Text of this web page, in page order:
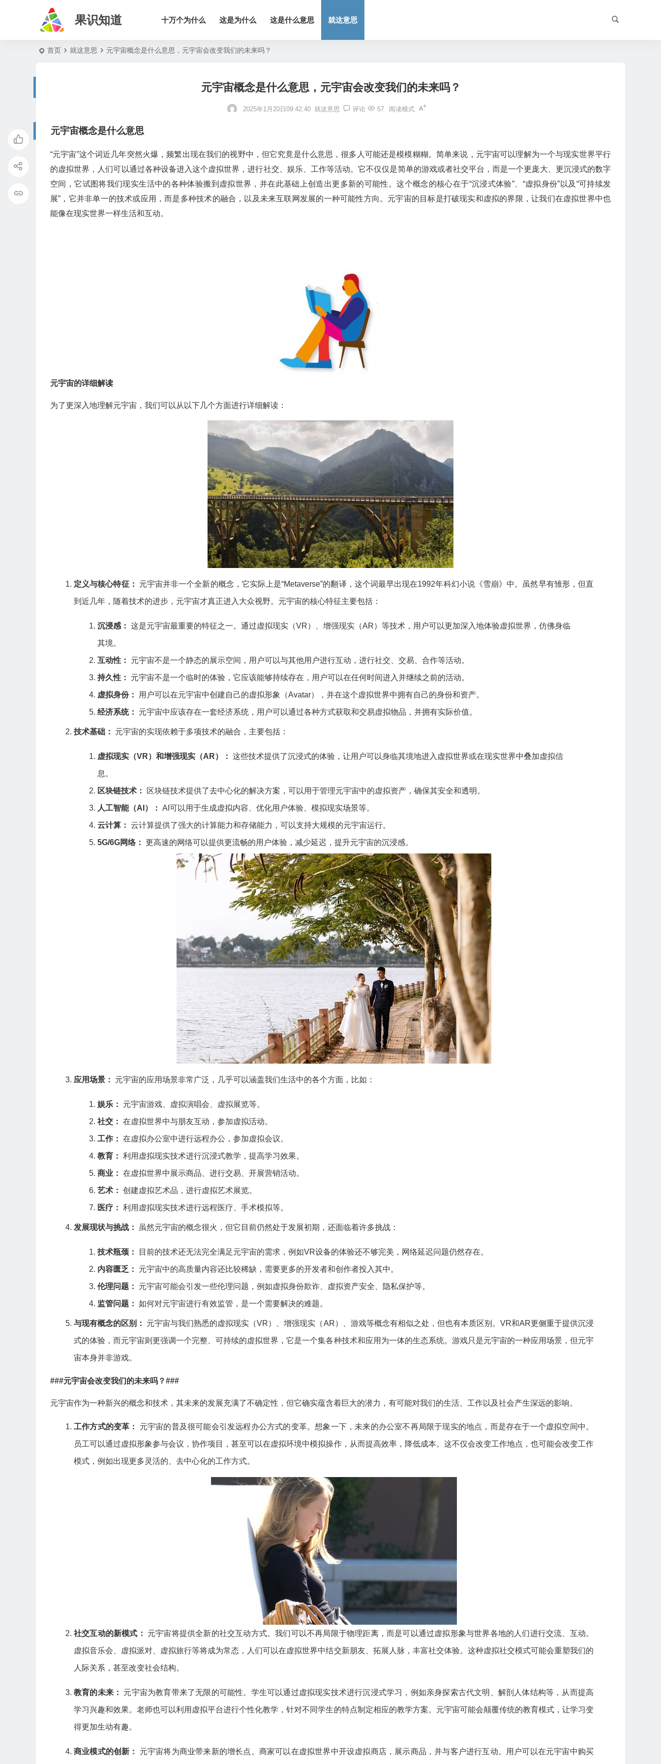
果识知道 十万个为什么 这是为什么 这是什么意思 就这意思
首页 就这意思 元宇宙概念是什么意思，元宇宙会改变我们的未来吗？
元宇宙概念是什么意思，元宇宙会改变我们的未来吗？
2025年1月20日09:42:40 就这意思 评论 57 阅读模式
元宇宙概念是什么意思
“元宇宙”这个词近几年突然火爆，频繁出现在我们的视野中，但它究竟是什么意思，很多人可能还是模模糊糊。简单来说，元宇宙可以理解为一个与现实世界平行
的虚拟世界，人们可以通过各种设备进入这个虚拟世界，进行社交、娱乐、工作等活动。它不仅仅是简单的游戏或者社交平台，而是一个更庞大、更沉浸式的数字
空间，它试图将我们现实生活中的各种体验搬到虚拟世界，并在此基础上创造出更多新的可能性。这个概念的核心在于“沉浸式体验”、“虚拟身份”以及“可持续发
展”，它并非单一的技术或应用，而是多种技术的融合，以及未来互联网发展的一种可能性方向。元宇宙的目标是打破现实和虚拟的界限，让我们在虚拟世界中也
能像在现实世界一样生活和互动。
元宇宙的详细解读
为了更深入地理解元宇宙，我们可以从以下几个方面进行详细解读：
定义与核心特征： 元宇宙并非一个全新的概念，它实际上是“Metaverse”的翻译，这个词最早出现在1992年科幻小说《雪崩》中。虽然早有雏形，但直
到近几年，随着技术的进步，元宇宙才真正进入大众视野。元宇宙的核心特征主要包括：
沉浸感： 这是元宇宙最重要的特征之一。通过虚拟现实（VR）、增强现实（AR）等技术，用户可以更加深入地体验虚拟世界，仿佛身临
其境。
互动性： 元宇宙不是一个静态的展示空间，用户可以与其他用户进行互动，进行社交、交易、合作等活动。
持久性： 元宇宙不是一个临时的体验，它应该能够持续存在，用户可以在任何时间进入并继续之前的活动。
虚拟身份： 用户可以在元宇宙中创建自己的虚拟形象（Avatar），并在这个虚拟世界中拥有自己的身份和资产。
经济系统： 元宇宙中应该存在一套经济系统，用户可以通过各种方式获取和交易虚拟物品，并拥有实际价值。
技术基础： 元宇宙的实现依赖于多项技术的融合，主要包括：
虚拟现实（VR）和增强现实（AR）： 这些技术提供了沉浸式的体验，让用户可以身临其境地进入虚拟世界或在现实世界中叠加虚拟信
息。
区块链技术： 区块链技术提供了去中心化的解决方案，可以用于管理元宇宙中的虚拟资产，确保其安全和透明。
人工智能（AI）： AI可以用于生成虚拟内容、优化用户体验、模拟现实场景等。
云计算： 云计算提供了强大的计算能力和存储能力，可以支持大规模的元宇宙运行。
5G/6G网络： 更高速的网络可以提供更流畅的用户体验，减少延迟，提升元宇宙的沉浸感。
应用场景： 元宇宙的应用场景非常广泛，几乎可以涵盖我们生活中的各个方面，比如：
娱乐： 元宇宙游戏、虚拟演唱会、虚拟展览等。
社交： 在虚拟世界中与朋友互动，参加虚拟活动。
工作： 在虚拟办公室中进行远程办公，参加虚拟会议。
教育： 利用虚拟现实技术进行沉浸式教学，提高学习效果。
商业： 在虚拟世界中展示商品、进行交易、开展营销活动。
艺术： 创建虚拟艺术品，进行虚拟艺术展览。
医疗： 利用虚拟现实技术进行远程医疗、手术模拟等。
发展现状与挑战： 虽然元宇宙的概念很火，但它目前仍然处于发展初期，还面临着许多挑战：
技术瓶颈： 目前的技术还无法完全满足元宇宙的需求，例如VR设备的体验还不够完美，网络延迟问题仍然存在。
内容匮乏： 元宇宙中的高质量内容还比较稀缺，需要更多的开发者和创作者投入其中。
伦理问题： 元宇宙可能会引发一些伦理问题，例如虚拟身份欺诈、虚拟资产安全、隐私保护等。
监管问题： 如何对元宇宙进行有效监管，是一个需要解决的难题。
与现有概念的区别： 元宇宙与我们熟悉的虚拟现实（VR）、增强现实（AR）、游戏等概念有相似之处，但也有本质区别。VR和AR更侧重于提供沉浸
式的体验，而元宇宙则更强调一个完整、可持续的虚拟世界，它是一个集各种技术和应用为一体的生态系统。游戏只是元宇宙的一种应用场景，但元宇
宙本身并非游戏。
###元宇宙会改变我们的未来吗？###
元宇宙作为一种新兴的概念和技术，其未来的发展充满了不确定性，但它确实蕴含着巨大的潜力，有可能对我们的生活、工作以及社会产生深远的影响。
工作方式的变革： 元宇宙的普及很可能会引发远程办公方式的变革。想象一下，未来的办公室不再局限于现实的地点，而是存在于一个虚拟空间中。
员工可以通过虚拟形象参与会议，协作项目，甚至可以在虚拟环境中模拟操作，从而提高效率，降低成本。这不仅会改变工作地点，也可能会改变工作
模式，例如出现更多灵活的、去中心化的工作方式。
社交互动的新模式： 元宇宙将提供全新的社交互动方式。我们可以不再局限于物理距离，而是可以通过虚拟形象与世界各地的人们进行交流、互动。
虚拟音乐会、虚拟派对、虚拟旅行等将成为常态，人们可以在虚拟世界中结交新朋友、拓展人脉，丰富社交体验。这种虚拟社交模式可能会重塑我们的
人际关系，甚至改变社会结构。
教育的未来： 元宇宙为教育带来了无限的可能性。学生可以通过虚拟现实技术进行沉浸式学习，例如亲身探索古代文明、解剖人体结构等，从而提高
学习兴趣和效果。老师也可以利用虚拟平台进行个性化教学，针对不同学生的特点制定相应的教学方案。元宇宙可能会颠覆传统的教育模式，让学习变
得更加生动有趣。
商业模式的创新： 元宇宙将为商业带来新的增长点。商家可以在虚拟世界中开设虚拟商店，展示商品，并与客户进行互动。用户可以在元宇宙中购买